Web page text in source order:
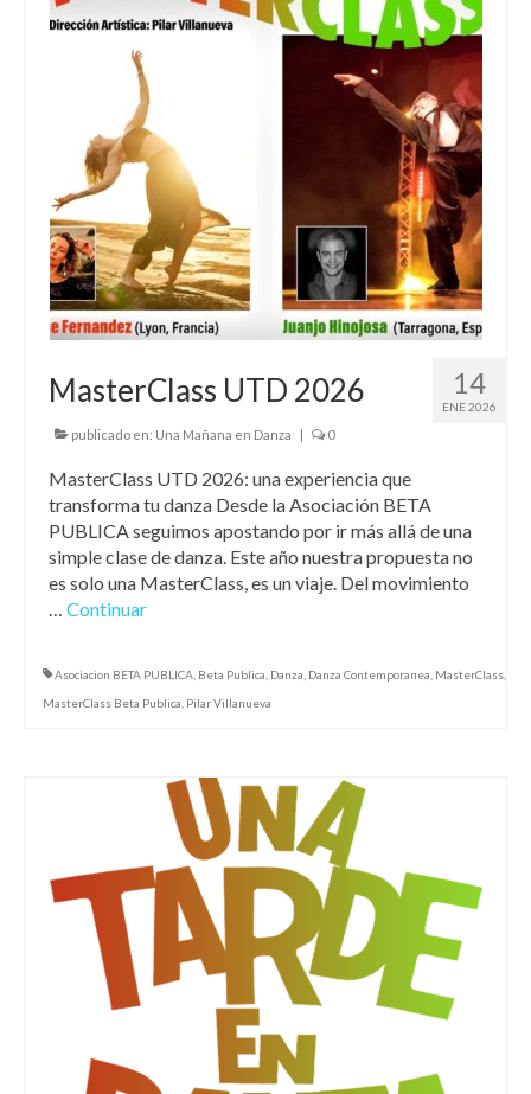
14
ENE 2026
MasterClass UTD 2026
publicado en: Una Mañana en Danza | 0
MasterClass UTD 2026: una experiencia que
transforma tu danza Desde la Asociación BETA
PUBLICA seguimos apostando por ir más allá de una
simple clase de danza. Este año nuestra propuesta no
es solo una MasterClass, es un viaje. Del movimiento
… Continuar
Asociacion BETA PUBLICA Beta Publica Danza Danza Contemporanea MasterClass
MasterClass Beta Publica Pilar Villanueva